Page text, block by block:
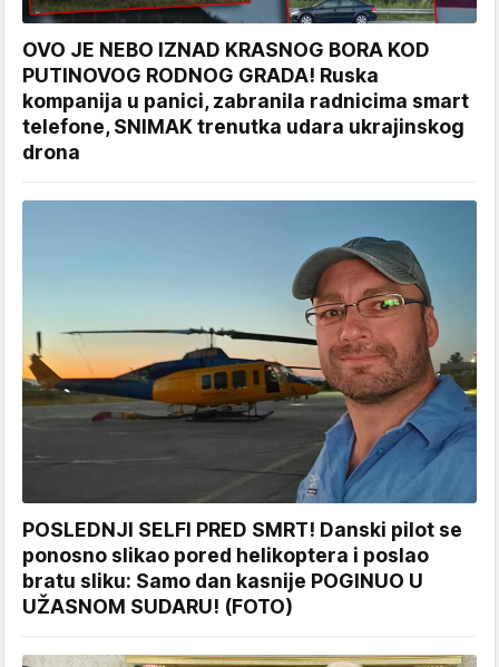
OVO JE NEBO IZNAD KRASNOG BORA KOD
PUTINOVOG RODNOG GRADA! Ruska
kompanija u panici, zabranila radnicima smart
telefone, SNIMAK trenutka udara ukrajinskog
drona
POSLEDNJI SELFI PRED SMRT! Danski pilot se
ponosno slikao pored helikoptera i poslao
bratu sliku: Samo dan kasnije POGINUO U
UŽASNOM SUDARU! (FOTO)